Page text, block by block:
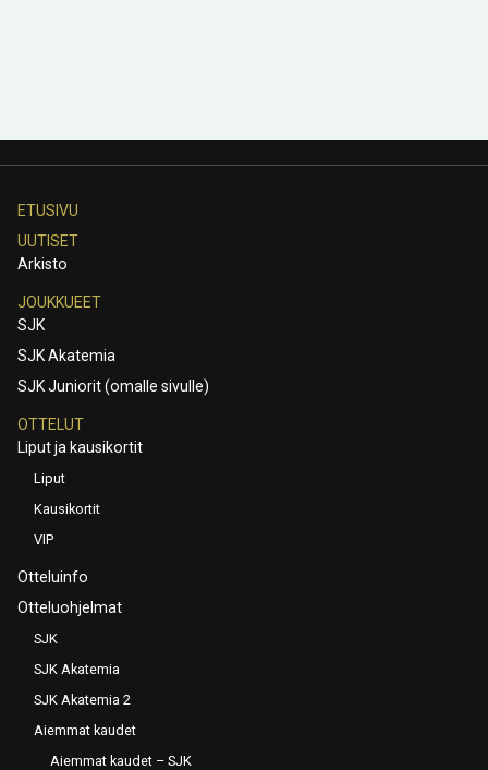
ETUSIVU
UUTISET
Arkisto
JOUKKUEET
SJK
SJK Akatemia
SJK Juniorit (omalle sivulle)
OTTELUT
Liput ja kausikortit
Liput
Kausikortit
VIP
Otteluinfo
Otteluohjelmat
SJK
SJK Akatemia
SJK Akatemia 2
Aiemmat kaudet
Aiemmat kaudet – SJK